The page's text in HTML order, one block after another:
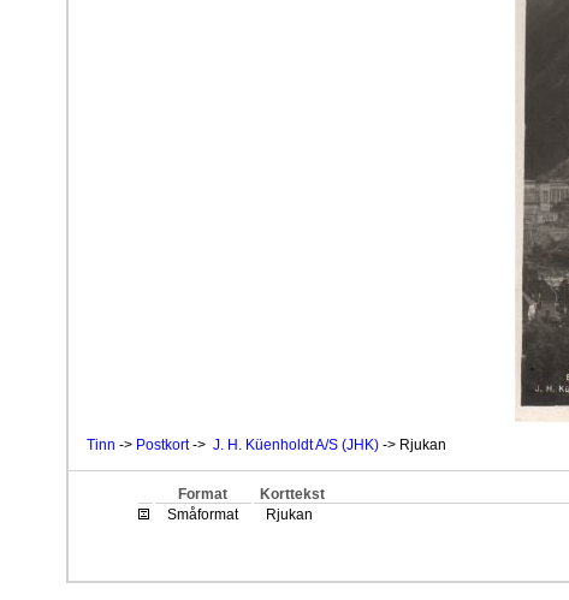
Tinn -> Postkort-> J. H. Küenholdt A/S (JHK) -> Rjukan
Format Korttekst
Småformat
Rjukan